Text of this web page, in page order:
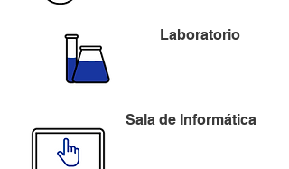
Laboratorio
Sala de Informática